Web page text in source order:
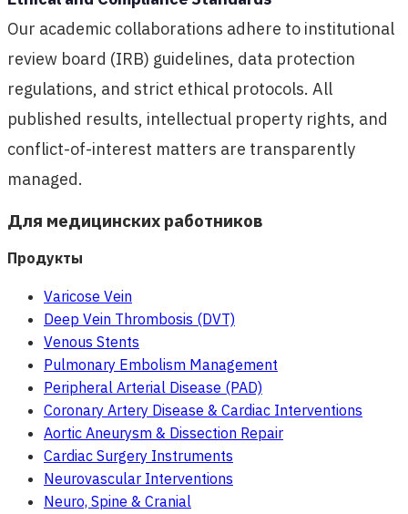
Our academic collaborations adhere to institutional
review board (IRB) guidelines, data protection
regulations, and strict ethical protocols. All
published results, intellectual property rights, and
conflict-of-interest matters are transparently
managed.
Для медицинских работников
Продукты
Varicose Vein
Deep Vein Thrombosis (DVT)
Venous Stents
Pulmonary Embolism Management
Peripheral Arterial Disease (PAD)
Coronary Artery Disease & Cardiac Interventions
Aortic Aneurysm & Dissection Repair
Cardiac Surgery Instruments
Neurovascular Interventions
Neuro, Spine & Cranial